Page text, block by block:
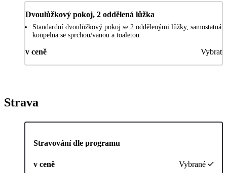
Dvoulůžkový pokoj, 2 oddělená lůžka
Standardní dvoulůžkový pokoj se 2 oddělenými lůžky, samostatná
koupelna se sprchou/vanou a toaletou.
v ceně Vybrat
Strava
Stravování dle programu
v ceně Vybrané